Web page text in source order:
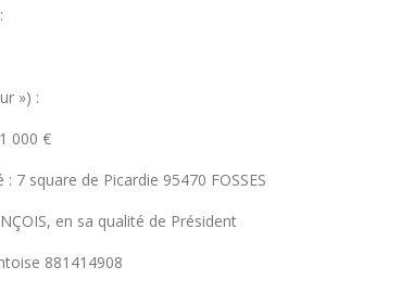
») :
000 €
7 square de Picardie 95470 FOSSES
en sa qualité de Président
881414908